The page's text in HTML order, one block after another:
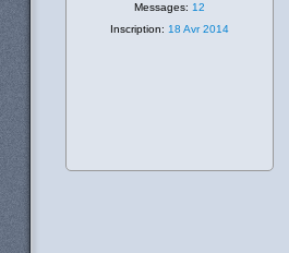
Messages: 12
Inscription: 18 Avr 2014